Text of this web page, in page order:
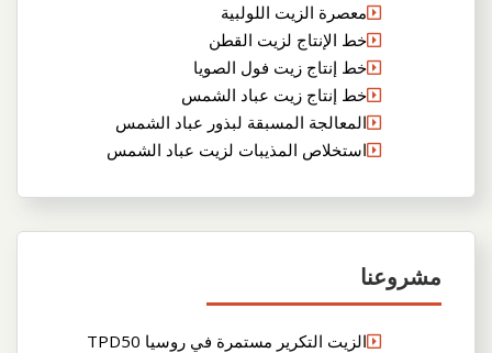
معصرة الزيت اللولبية
خط الإنتاج لزيت القطن
خط إنتاج زيت فول الصويا
خط إنتاج زيت عباد الشمس
المعالجة المسبقة لبذور عباد الشمس
استخلاص المذيبات لزيت عباد الشمس
مشروعنا
الزيت التكرير مستمرة في روسيا TPD50